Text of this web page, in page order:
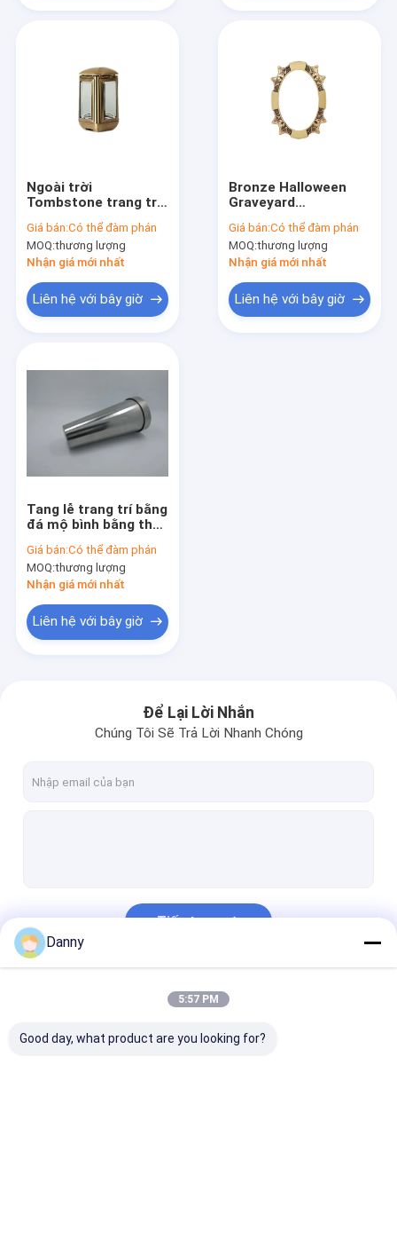
Về chúng tôi
Tham quan nhà máy
Yêu cầu báo giá
Tay cầm nhựa quan tài
Phần Casket
Trang trí tang lễ Urns
Phần cứng Casket
Ngoài trời
Tombstone trang trí
trúc nhỏ gọn SGS đã
được phê duyệt
Giá bán:Có thể đàm phán
MOQ:thương lượng
Nhận giá mới nhất
Liên hệ với bây giờ
Bronze Halloween
Graveyard
trang Trang trí bằng
đá Độ bền cao
Giá bán:Có thể đàm phán
MOQ:thương lượng
Nhận giá mới nhất
Liên hệ với bây giờ
Tang lễ trang trí bằng
đá mộ bình bằng thép
cho bia mộ
Giá bán:Có thể đàm phán
MOQ:thương lượng
Nhận giá mới nhất
Liên hệ với bây giờ
Để Lại Lời Nhắn
Chúng Tôi Sẽ Trả Lời Nhanh Chóng
Tiếp tục
Danh Mục Của Chúng Tôi
Danny
5:57 PM
Good day, what product are you looking for?